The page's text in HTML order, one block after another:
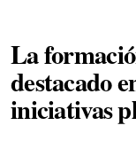
La
destacado
iniciativas